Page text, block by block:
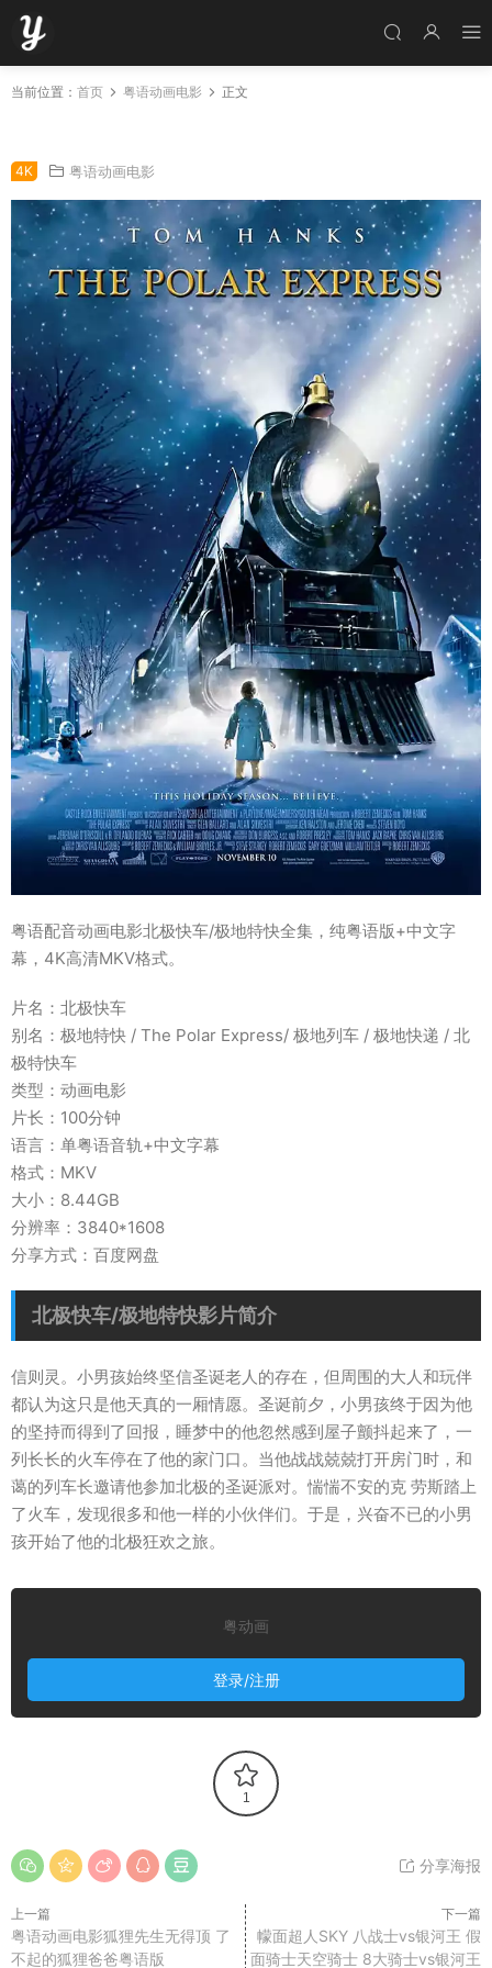
当前位置： 首页 粤语动画电影 正文
4K 粤语动画电影
粤语配音动画电影北极快车/极地特快全集，纯粤语版+中文字
幕，4K高清MKV格式。
片名：北极快车
别名：极地特快 / The Polar Express/ 极地列车 / 极地快递 / 北
极特快车
类型：动画电影
片长：100分钟
语言：单粤语音轨+中文字幕
格式：MKV
大小：8.44GB
分辨率：3840*1608
分享方式：百度网盘
北极快车/极地特快影片简介
信则灵。小男孩始终坚信圣诞老人的存在，但周围的大人和玩伴
都认为这只是他天真的一厢情愿。圣诞前夕，小男孩终于因为他
的坚持而得到了回报，睡梦中的他忽然感到屋子颤抖起来了，一
列长长的火车停在了他的家门口。当他战战兢兢打开房门时，和
蔼的列车长邀请他参加北极的圣诞派对。惴惴不安的克 劳斯踏上
了火车，发现很多和他一样的小伙伴们。于是，兴奋不已的小男
孩开始了他的北极狂欢之旅。
粤动画
登录/注册
1
分享海报
上一篇
粤语动画电影狐狸先生无得顶 了
不起的狐狸爸爸粤语版
下一篇
幪面超人SKY 八战士vs银河王 假
面骑士天空骑士 8大骑士vs银河王